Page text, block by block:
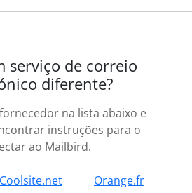
serviço de correio
diferente?
na lista abaixo e
instruções para o
ao Mailbird.
Coolsite.net
Orange.fr